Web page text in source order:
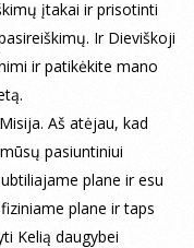
įtakai ir prisotinti
Ir Dieviškoji
ir patikėkite mano
Aš atėjau, kad
pasiuntiniui
plane ir esu
plane ir taps
Kelią daugybei